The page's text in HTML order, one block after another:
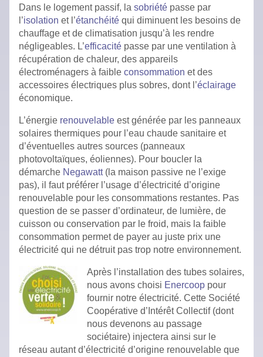
Dans le logement passif, la sobriété passe par
l’isolation et l’étanchéité qui diminuent les besoins de
chauffage et de climatisation jusqu’à les rendre
négligeables. L’efficacité passe par une ventilation à
récupération de chaleur, des appareils
électroménagers à faible consommation et des
accessoires électriques plus sobres, dont l’éclairage
économique.
L’énergie renouvelable est générée par les panneaux
solaires thermiques pour l’eau chaude sanitaire et
d’éventuelles autres sources (panneaux
photovoltaïques, éoliennes). Pour boucler la
démarche Negawatt(la maison passive ne l’exige
pas), il faut préférer l’usage d’électricité d’origine
renouvelable pour les consommations restantes. Pas
question de se passer d’ordinateur, de lumière, de
cuisson ou conservation par le froid, mais la faible
consommation permet de payer au juste prix une
électricité qui ne détruit pas trop notre environnement.
Après l’installation des tubes solaires,
nous avons choisi Enercoop pour
fournir notre électricité. Cette Société
Coopérative d’Intérêt Collectif (dont
nous devenons au passage
sociétaire) injectera ainsi sur le
réseau autant d’électricité d’origine renouvelable que